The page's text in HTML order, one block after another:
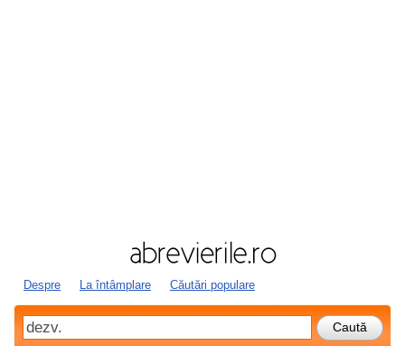
Despre La întâmplare Căutări populare